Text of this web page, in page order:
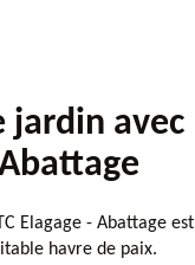
avec
Elagage - Abattage est
havre de paix.